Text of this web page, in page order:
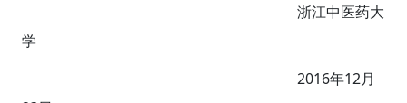
浙江中医药大
学
2016年12月